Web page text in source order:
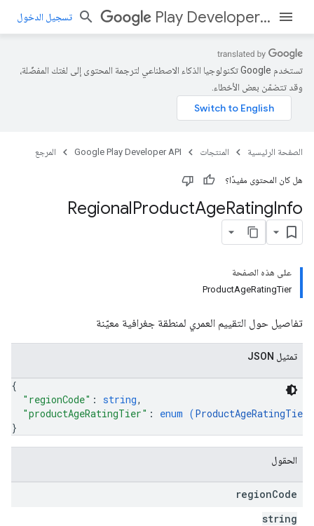
Play Developer API تسجيل الدخول
تستخدم Google تكنولوجيا الذكاء الاصطناعي لترجمة المحتوى إلى لغتك المفضّلة،
وقد تتضمّن بعض الأخطاء.
الصفحة الرئيسية المنتجات Google Play Developer API المرجع
هل كان المحتوى مفيدًا؟
RegionalProductAgeRatingInfo
على هذه الصفحة
ProductAgeRatingTier
تفاصيل حول التقييم العمري لمنطقة جغرافية معيّنة
تمثيل JSON
{
"regionCode" : string,
"productAgeRatingTier" : enum (ProductAgeRatingTier
}
الحقول
regionCode
string